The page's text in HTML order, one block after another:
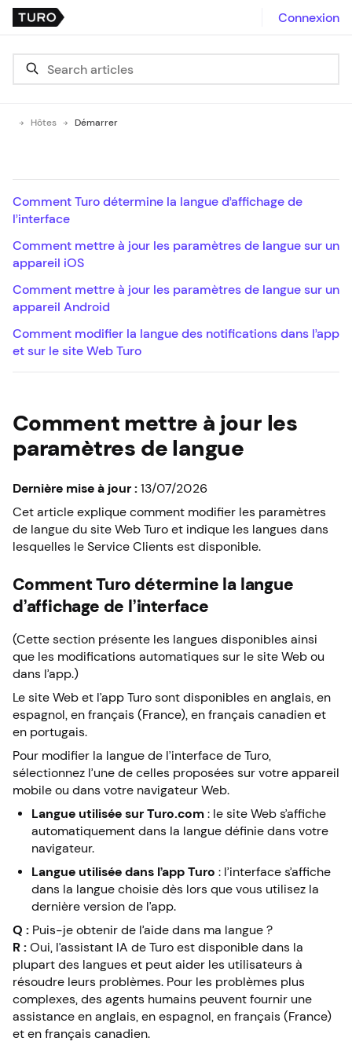
Connexion
Hôtes Démarrer
Comment mettre à jour les
paramètres de langue
Dernière mise à jour : 13/07/2026
Cet article explique comment modifier les paramètres
de langue du site Web Turo et indique les langues dans
lesquelles le Service Clients est disponible.
Comment Turo détermine la langue
d’affichage de l’interface
(Cette section présente les langues disponibles ainsi
que les modifications automatiques sur le site Web ou
dans l’app.)
Le site Web et l’app Turo sont disponibles en anglais, en
espagnol, en français (France), en français canadien et
en portugais.
Pour modifier la langue de l’interface de Turo,
sélectionnez l’une de celles proposées sur votre appareil
mobile ou dans votre navigateur Web.
Langue utilisée sur Turo.com : le site Web s’affiche
automatiquement dans la langue définie dans votre
navigateur.
Langue utilisée dans l’app Turo : l’interface s’affiche
dans la langue choisie dès lors que vous utilisez la
dernière version de l’app.
Q : Puis-je obtenir de l’aide dans ma langue ?
R : Oui, l’assistant IA de Turo est disponible dans la
plupart des langues et peut aider les utilisateurs à
résoudre leurs problèmes. Pour les problèmes plus
complexes, des agents humains peuvent fournir une
assistance en anglais, en espagnol, en français (France)
et en français canadien.
Comment Turo détermine la langue d’affichage de
l’interface
Comment mettre à jour les paramètres de langue sur un
appareil iOS
Comment mettre à jour les paramètres de langue sur un
appareil Android
Comment modifier la langue des notifications dans l’app
et sur le site Web Turo